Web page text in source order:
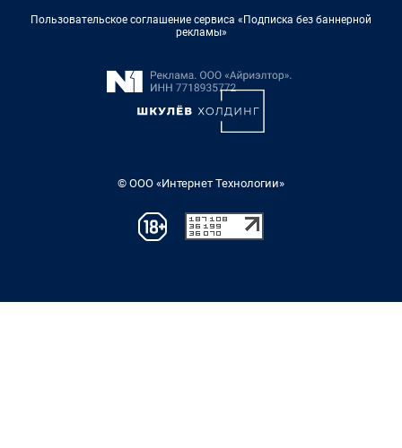
Пользовательское соглашение сервиса «Подписка без баннерной
рекламы»
© ООО «Интернет Технологии»